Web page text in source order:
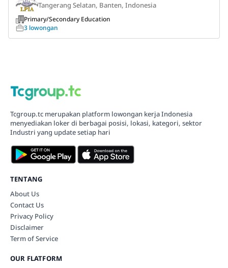
Tangerang Selatan, Banten, Indonesia
Primary/Secondary Education
3 lowongan
Tcgroup.tc merupakan platform lowongan kerja Indonesia
menyediakan loker di berbagai posisi, lokasi, kategori, sektor
Industri yang update setiap hari
TENTANG
About Us
Contact Us
Privacy Policy
Disclaimer
Term of Service
OUR FLATFORM